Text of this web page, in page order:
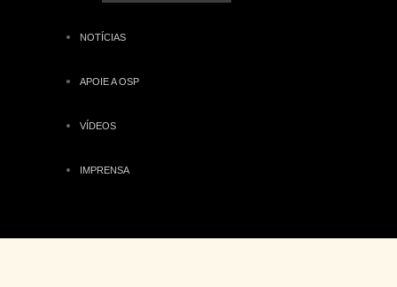
NOTÍCIAS
APOIE A OSP
VÍDEOS
IMPRENSA